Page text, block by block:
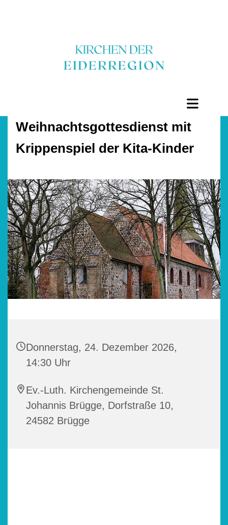
Weihnachtsgottesdienst mit
Krippenspiel der Kita-Kinder
Donnerstag, 24. Dezember 2026,
14:30 Uhr
Ev.-Luth. Kirchengemeinde St.
Johannis Brügge, Dorfstraße 10,
24582 Brügge